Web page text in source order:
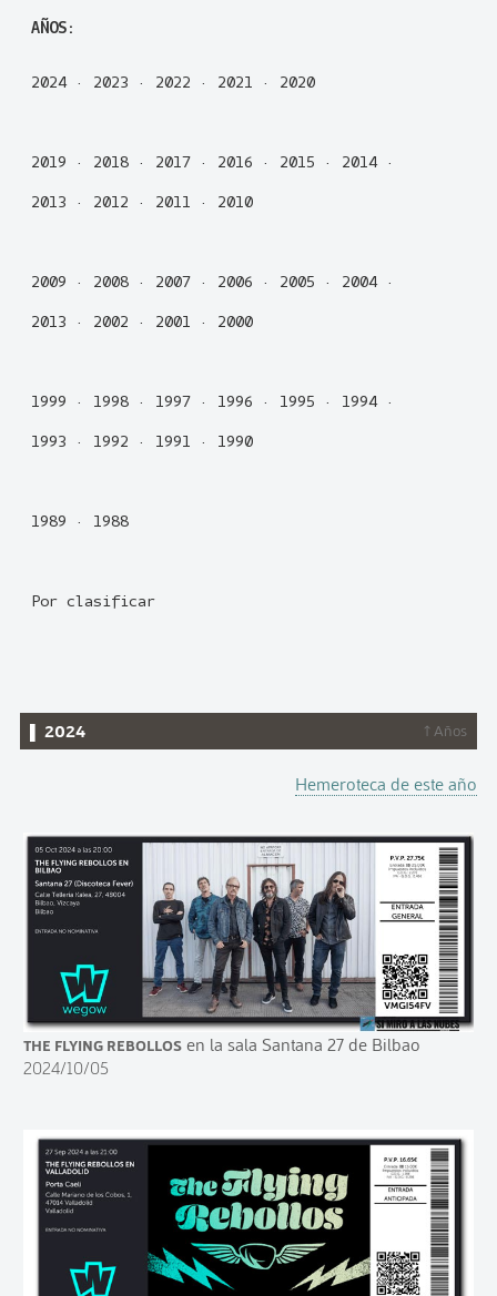
AÑOS:
2024· 2023 · 2022 · 2021 · 2020
2019 · 2018 · 2017 · 2016 · 2015 · 2014·
2013 · 2012 · 2011 · 2010
2009 · 2008 · 2007 · 2006 · 2005 · 2004·
2013 · 2002 · 2001 · 2000
1999 · 1998 · 1997 · 1996 · 1995 · 1994·
1993 · 1992 · 1991 · 1990
1989 · 1988
Por clasificar
▌ 2024 ↑ Años
Hemeroteca de este año
The Flying Rebollos en la sala Santana 27 de Bilbao
2024/10/05